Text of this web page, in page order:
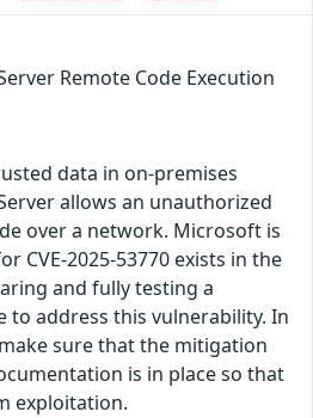
Remote Code Execution
data in on-premises
allows an unauthorized
over a network. Microsoft is
CVE-2025-53770 exists in the
and fully testing a
to address this vulnerability. In
sure that the mitigation
is in place so that
exploitation.